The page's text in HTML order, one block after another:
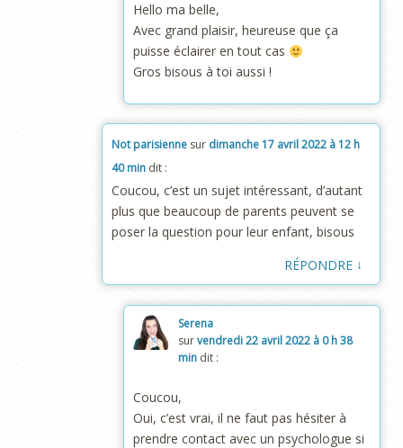
Hello ma belle,
Avec grand plaisir, heureuse que ça
puisse éclairer en tout cas
Gros bisous à toi aussi !
Not parisienne sur dimanche 17 avril 2022 à 12 h
40 min dit :
Coucou, c’est un sujet intéressant, d’autant
plus que beaucoup de parents peuvent se
poser la question pour leur enfant, bisous
RÉPONDRE ↓
Serena
survendredi 22 avril 2022 à 0 h 38
min dit :
Coucou,
Oui, c’est vrai, il ne faut pas hésiter à
prendre contact avec un psychologue si